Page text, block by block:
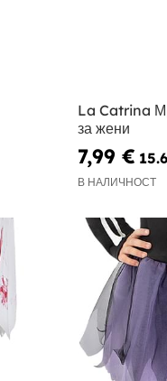
La Catrina
за жени
7,99 €
В НАЛИЧНОСТ